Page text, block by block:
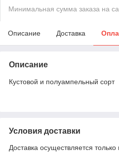
Минимальная сумма заказа на
Описание Доставка
Описание
Кустовой и полуампельный сорт
Условия доставки
Доставка осуществляется только